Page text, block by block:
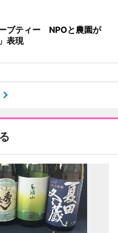
ブティー NPOと農園が
表現